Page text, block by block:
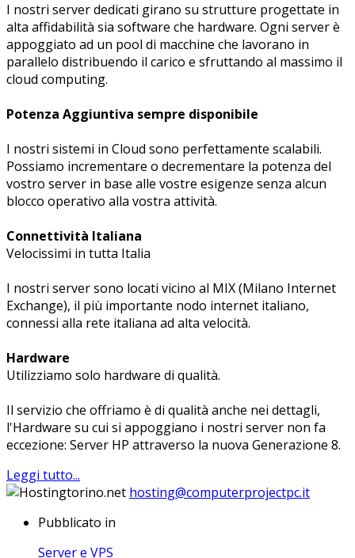
I nostri server dedicati girano su strutture progettate in
alta affidabilità sia software che hardware. Ogni server è
appoggiato ad un pool di macchine che lavorano in
parallelo distribuendo il carico e sfruttando al massimo il
cloud computing.
Potenza Aggiuntiva sempre disponibile
I nostri sistemi in Cloud sono perfettamente scalabili.
Possiamo incrementare o decrementare la potenza del
vostro server in base alle vostre esigenze senza alcun
blocco operativo alla vostra attività.
Connettività Italiana
Velocissimi in tutta Italia
I nostri server sono locati vicino al MIX (Milano Internet
Exchange), il più importante nodo internet italiano,
connessi alla rete italiana ad alta velocità.
Hardware
Utilizziamo solo hardware di qualità.
Il servizio che offriamo è di qualità anche nei dettagli,
l'Hardware su cui si appoggiano i nostri server non fa
eccezione: Server HP attraverso la nuova Generazione 8.
Leggi tutto...
hosting@computerprojectpc.it
Pubblicato in
Server e VPS